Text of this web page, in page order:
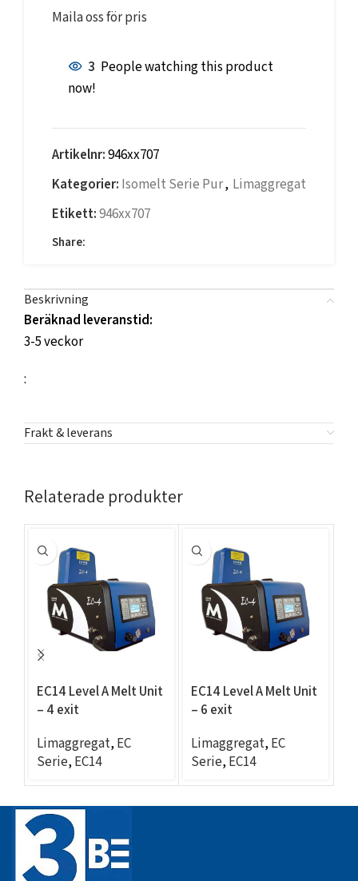
Maila oss för pris
3 People watching this product
now!
Artikelnr:946xx707
Kategorier: Isomelt Serie Pur, Limaggregat
Etikett:946xx707
Share:
Beskrivning
Beräknad leveranstid:
3-5 veckor
:
Frakt & leverans
Relaterade produkter
EC14 Level A Melt Unit
– 4 exit
Limaggregat, EC
Serie, EC14
EC14 Level A Melt Unit
– 6 exit
Limaggregat, EC
Serie, EC14